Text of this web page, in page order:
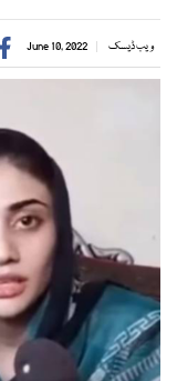
ویب ڈیسک June 10, 2022